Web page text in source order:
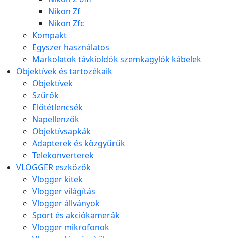
Nikon Zf
Nikon Zfc
Kompakt
Egyszer használatos
Markolatok távkioldók szemkagylók kábelek
Objektívek és tartozékaik
Objektívek
Szűrők
Előtétlencsék
Napellenzők
Objektívsapkák
Adapterek és közgyűrűk
Telekonverterek
VLOGGER eszközök
Vlogger kitek
Vlogger világítás
Vlogger állványok
Sport és akciókamerák
Vlogger mikrofonok